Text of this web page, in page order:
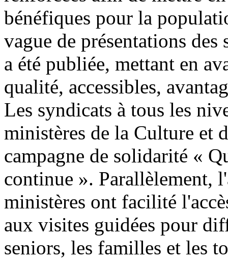
bénéfiques pour la
vague de présentations
a été publiée, mettant en
qualité, accessibles,
Les syndicats à tous les
ministères de la Culture et
campagne de solidarité «
continue ». Parallèlement,
ministères ont facilité
aux visites guidées pour
seniors, les familles et les